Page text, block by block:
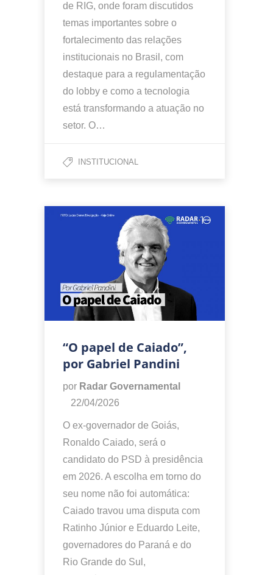
de RIG, onde foram discutidos
temas importantes sobre o
fortalecimento das relações
institucionais no Brasil, com
destaque para a regulamentação
do lobby e como a tecnologia
está transformando a atuação no
setor. O…
INSTITUCIONAL
“O papel de Caiado”,
por Gabriel Pandini
por Radar Governamental
22/04/2026
O ex-governador de Goiás,
Ronaldo Caiado, será o
candidato do PSD à presidência
em 2026. A escolha em torno do
seu nome não foi automática:
Caiado travou uma disputa com
Ratinho Júnior e Eduardo Leite,
governadores do Paraná e do
Rio Grande do Sul,